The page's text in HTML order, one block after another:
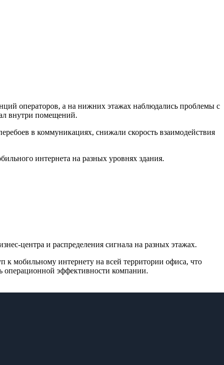
операторов, а на нижних этажах наблюдались проблемы с
внутри помещений.
в коммуникациях, снижали скорость взаимодействия
интернета на разных уровнях здания.
центра и распределения сигнала на разных этажах.
к мобильному интернету на всей территории офиса, что
операционной эффективности компании.